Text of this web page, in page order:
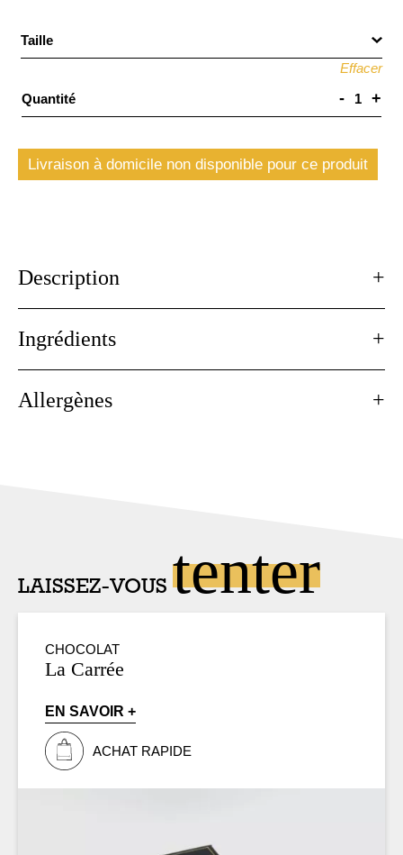
Effacer
Quantité
-
quantité
citron
+
Livraison à domicile non disponible pour ce produit
Description
Ingrédients
Allergènes
LAISSEZ-VOUS tenter
CHOCOLAT
La Carrée
EN SAVOIR +
ACHAT RAPIDE